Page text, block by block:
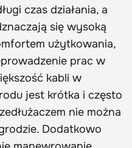
czas działania, a
się wysoką
użytkowania,
prac w
kabli w
jest krótka i często
nie można
Dodatkowo